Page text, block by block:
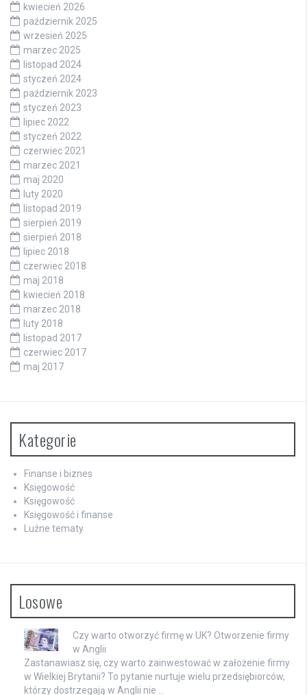
kwiecień 2026
październik 2025
wrzesień 2025
marzec 2025
listopad 2024
styczeń 2024
październik 2023
styczeń 2023
lipiec 2022
styczeń 2022
czerwiec 2021
marzec 2021
maj 2020
luty 2020
listopad 2019
sierpień 2019
sierpień 2018
lipiec 2018
czerwiec 2018
maj 2018
kwiecień 2018
marzec 2018
luty 2018
listopad 2017
czerwiec 2017
maj 2017
Kategorie
Finanse i biznes
Księgowość
Księgowość
Księgowość i finanse
Luźne tematy
Losowe
Czy warto otworzyć firmę w UK? Otworzenie firmy
w Anglii
Zastanawiasz się, czy warto zainwestować w założenie firmy
w Wielkiej Brytanii? To pytanie nurtuje wielu przedsiębiorców,
którzy dostrzegają w Anglii nie …